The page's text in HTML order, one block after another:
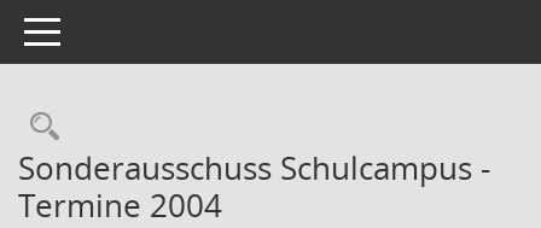
Toggle navigation
Rechercheauswahl
Sonderausschuss Schulcampus -
Termine 2004